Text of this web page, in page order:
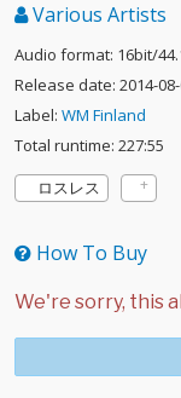
Various Artists
Audio format: 16bit/
Release date: 2014-08-
Label: WM Finland
Total runtime: 227:55
ロスレス
How To Buy